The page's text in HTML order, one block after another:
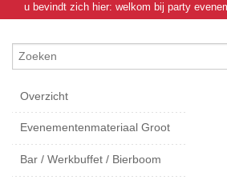
u bevindt zich hier: welkom bij party
Overzicht
Evenementenmateriaal Groot
Bar / Werkbuffet / Bierboom